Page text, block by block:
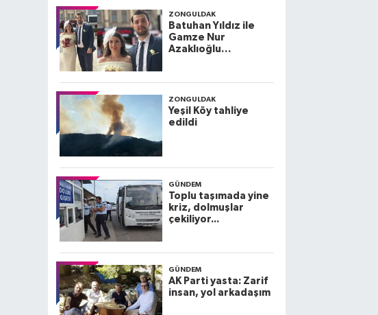
ZONGULDAK
Batuhan Yıldız ile
Gamze Nur
Azaklıoğlu
ZONGULDAK
Yeşil Köy tahliye
edildi
GÜNDEM
Toplu taşımada yine
kriz, dolmuşlar
çekiliyor...
GÜNDEM
AK Parti yasta: Zarif
insan, yol arkadaşım